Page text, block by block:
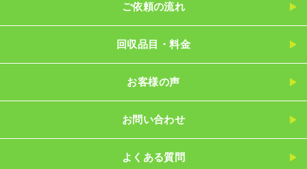
ご依頼の流れ
回収品目・料金
お客様の声
お問い合わせ
よくある質問